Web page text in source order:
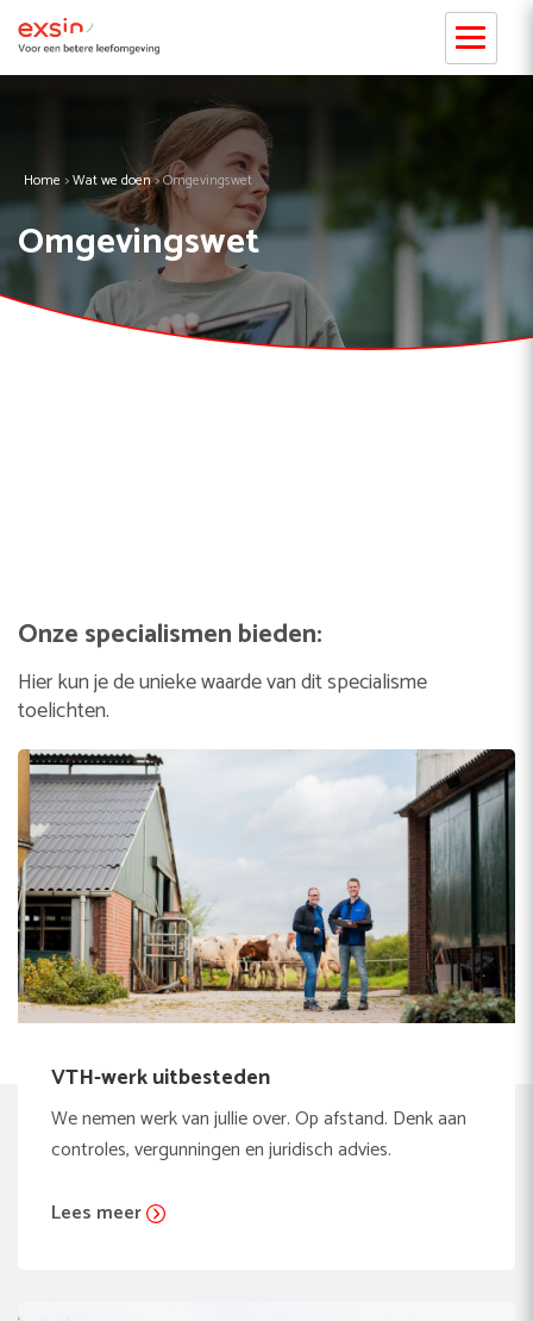
Home >Wat we doen>Omgevingswet
Omgevingswet
Onze specialismen bieden:
Hier kun je de unieke waarde van dit specialisme
toelichten.
VTH-werk uitbesteden
We nemen werk van jullie over. Op afstand. Denk aan
controles, vergunningen en juridisch advies.
Lees meer